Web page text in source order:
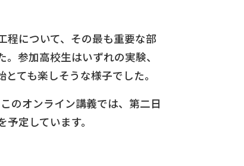
程について、その最も重要な部
参加高校生はいずれの実験、
ても楽しそうな様子でした。
のオンライン講義では、第二日
定しています。